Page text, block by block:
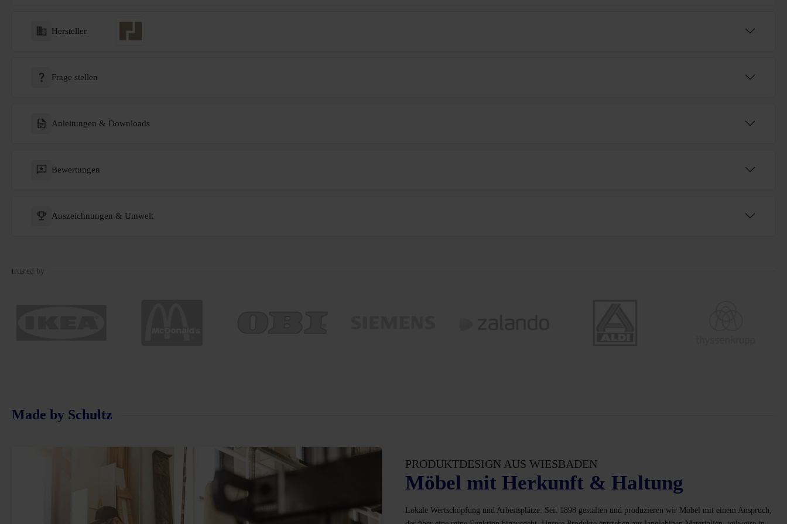
Hersteller
Frage stellen
Anleitungen & Downloads
Bewertungen
Auszeichnungen & Umwelt
trusted by
Made by Schultz
PRODUKTDESIGN AUS WIESBADEN
Möbel mit Herkunft & Haltung
Lokale Wertschöpfung und Arbeitsplätze: Seit 1898 gestalten und produzieren wir Möbel mit einem Anspruch,